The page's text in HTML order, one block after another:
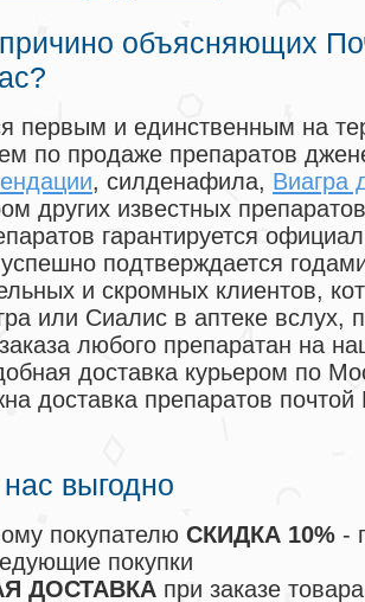
объясняющих
первым и единственным на
по продаже препаратов
, силденафила, Виагра
других известных препаратов
гарантируется
подтверждается
и скромных клиентов,
или Сиалис в аптеке вслух,
любого препаратан на
доставка курьером по
доставка препаратов
выгодно
покупателю СКИДКА 10% -
покупки
ДОСТАВКА при заказе